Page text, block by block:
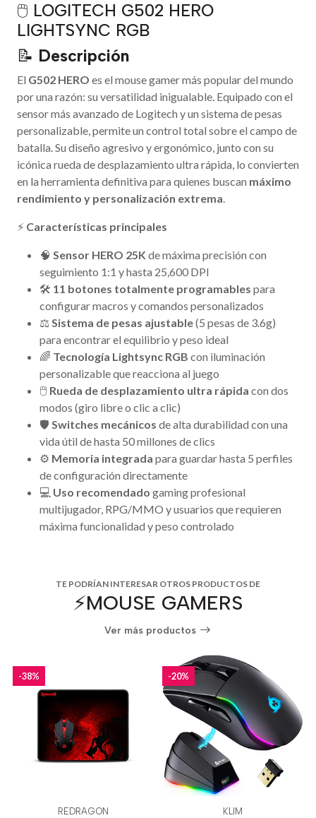
🖱️ LOGITECH G502 HERO
LIGHTSYNC RGB
📝 Descripción
El G502 HERO es el mouse gamer más popular del mundo
por una razón: su versatilidad inigualable. Equipado con el
sensor más avanzado de Logitech y un sistema de pesas
personalizable, permite un control total sobre el campo de
batalla. Su diseño agresivo y ergonómico, junto con su
icónica rueda de desplazamiento ultra rápida, lo convierten
en la herramienta definitiva para quienes buscan máximo
rendimiento y personalización extrema.
⚡ Características principales
🧠 Sensor HERO 25K de máxima precisión con
seguimiento 1:1 y hasta 25,600 DPI
🛠️ 11 botones totalmente programables para
configurar macros y comandos personalizados
⚖️Sistema de pesas ajustable(5 pesas de 3.6g)
para encontrar el equilibrio y peso ideal
🌈 Tecnología Lightsync RGB con iluminación
personalizable que reacciona al juego
🖱️ Rueda de desplazamiento ultra rápida con dos
modos (giro libre o clic a clic)
🛡️ Switches mecánicos de alta durabilidad con una
vida útil de hasta 50 millones de clics
⚙️ Memoria integrada para guardar hasta 5 perfiles
de configuración directamente
💻 Uso recomendado gaming profesional
multijugador, RPG/MMO y usuarios que requieren
máxima funcionalidad y peso controlado
TE PODRÍAN INTERESAR OTROS PRODUCTOS DE
⚡️MOUSE GAMERS
Ver más productos
-38%
REDRAGON
-20%
KLIM